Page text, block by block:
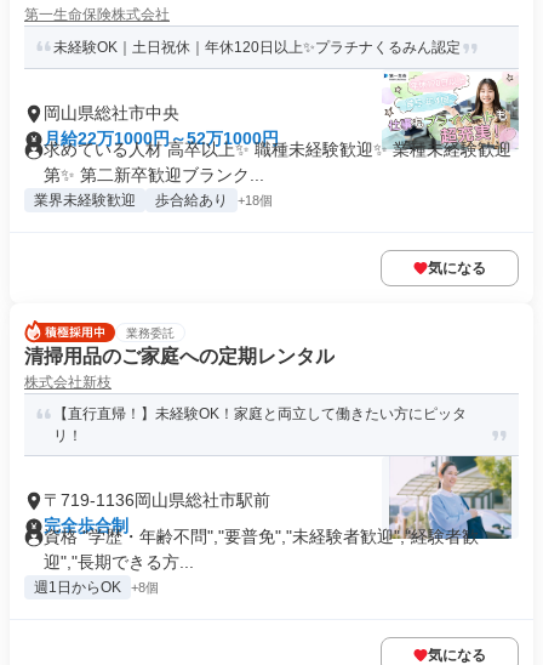
第一生命保険株式会社
未経験OK｜土日祝休｜年休120日以上✨プラチナくるみん認定
岡山県総社市中央
月給22万1000円～52万1000円
求めている人材 高卒以上✨ 職種未経験歓迎✨ 業種未経験歓迎
第✨ 第二新卒歓迎ブランク...
業界未経験歓迎 歩合給あり +18個
気になる
業務委託
清掃用品のご家庭への定期レンタル
株式会社新枝
【直行直帰！】未経験OK！家庭と両立して働きたい方にピッタ
リ！
〒719-1136岡山県総社市駅前
完全歩合制
資格 "学歴・年齢不問","要普免","未経験者歓迎","経験者歓
迎","長期できる方...
週1日からOK +8個
気になる